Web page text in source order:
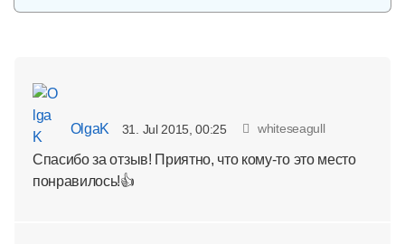
OlgaK 31. Jul 2015, 00:25 whiteseagull
Спасибо за отзыв! Приятно, что кому-то это место
понравилось!👍